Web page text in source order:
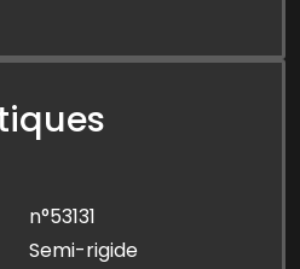
n°53131
Semi-rigide